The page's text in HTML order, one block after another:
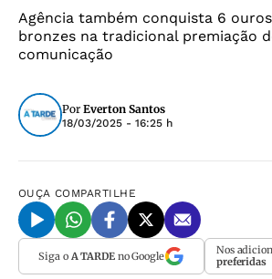
Agência também conquista 6
bronzes na tradicional premiação
comunicação
Por Everton Santos
18/03/2025 - 16:25 h
OUÇA COMPARTILHE
Siga o A TARDEno Google Nos
preferidas